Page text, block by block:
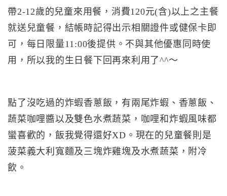
帶2-12歲的兒童來用餐，消費120元(含)以上之主餐
就送兒童餐，結帳時記得出示相關證件或健保卡即
可，每日限量11:00後提供。不與其他優惠同時使
用，所以我的生日餐下回再來利用了^^～
點了沒吃過的炸蝦香蔥飯，有兩尾炸蝦、香蔥飯、
蔬菜咖哩醬以及雙色水煮蔬菜，咖哩和炸蝦風味都
蠻喜歡的，飯我覺得還好XD。現在的兒童餐則是
菠菜義大利寬麵及三塊炸雞塊及水煮蔬菜，附冷
飲。